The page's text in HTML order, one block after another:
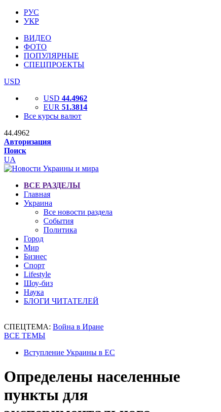
РУС
УКР
ВИДЕО
ФОТО
ПОПУЛЯРНЫЕ
СПЕЦПРОЕКТЫ
USD
USD 44.4962
EUR 51.3814
Все курсы валют
44.4962
Авторизация
Поиск
UA
ВСЕ РАЗДЕЛЫ
Главная
Украина
Все новости раздела
События
Политика
Город
Мир
Бизнес
Спорт
Lifestyle
Шоу-биз
Наука
БЛОГИ ЧИТАТЕЛЕЙ
СПЕЦТЕМА: Война в Иране
ВСЕ ТЕМЫ
Вступление Украины в ЕС
Определены населенные
пункты для